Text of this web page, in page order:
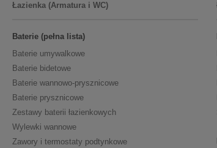
Łazienka (Armatura i WC)
Baterie (pełna lista)
Baterie umywalkowe
Baterie bidetowe
Baterie wannowo-prysznicowe
Baterie prysznicowe
Zestawy baterii łazienkowych
Wylewki wannowe
Zawory i termostaty podtynkowe